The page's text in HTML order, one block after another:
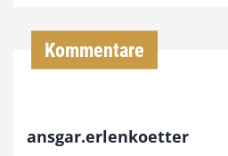
Kommentare
ansgar.erlenkoetter